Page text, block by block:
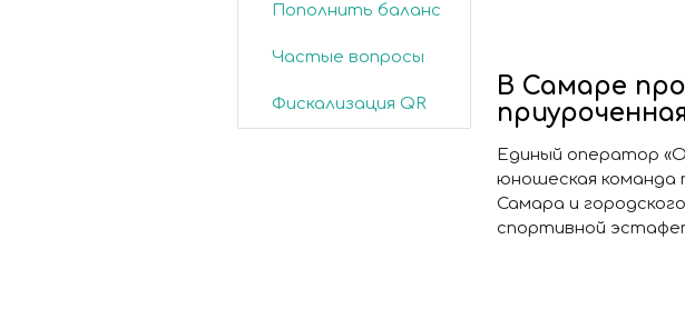
Пополнить баланс
Частые вопросы
Фискализация QR
В Самаре
Единый оператор
юношеская команда
Самара и
спортивной